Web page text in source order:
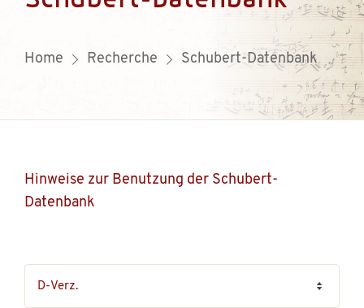
Home Recherche Schubert-Datenbank
Hinweise zur Benutzung der Schubert-
Datenbank